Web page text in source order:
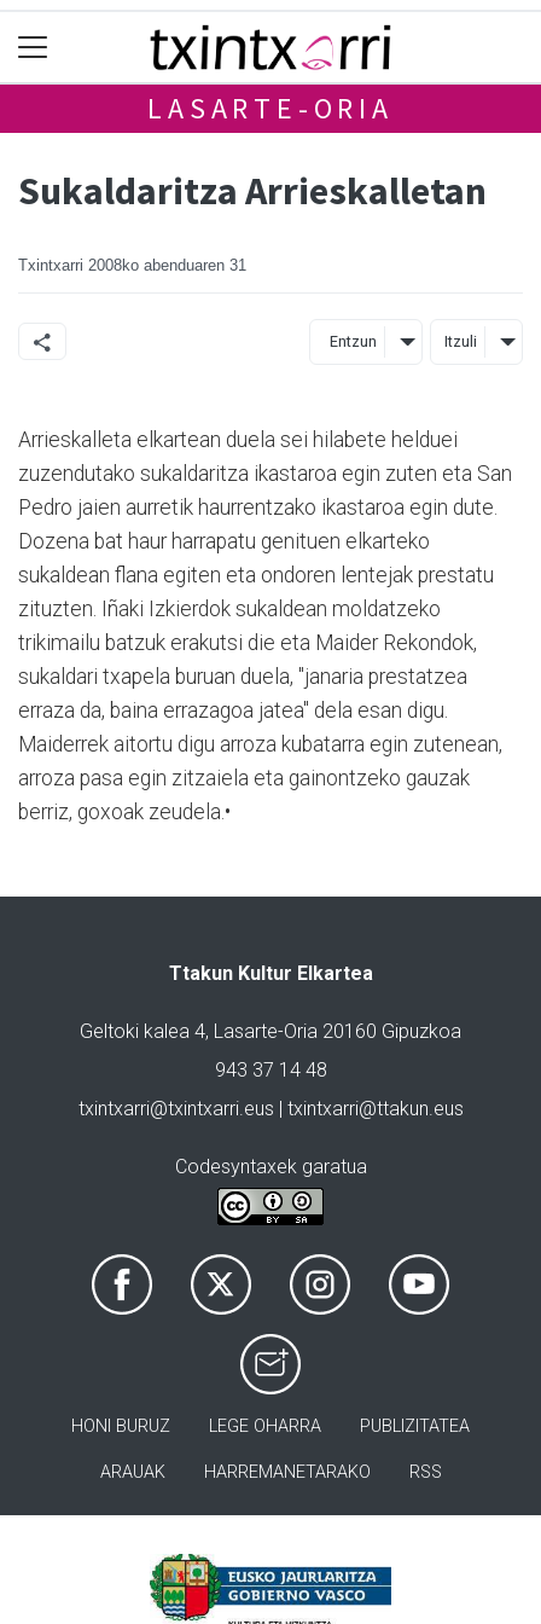
LASARTE-ORIA
Sukaldaritza Arrieskalletan
Txintxarri 2008ko abenduaren 31
Entzun Itzuli
Arrieskalleta elkartean duela sei hilabete helduei
zuzendutako sukaldaritza ikastaroa egin zuten eta San
Pedro jaien aurretik haurrentzako ikastaroa egin dute.
Dozena bat haur harrapatu genituen elkarteko
sukaldean flana egiten eta ondoren lentejak prestatu
zituzten. Iñaki Izkierdok sukaldean moldatzeko
trikimailu batzuk erakutsi die eta Maider Rekondok,
sukaldari txapela buruan duela, "janaria prestatzea
erraza da, baina errazagoa jatea" dela esan digu.
Maiderrek aitortu digu arroza kubatarra egin zutenean,
arroza pasa egin zitzaiela eta gainontzeko gauzak
berriz, goxoak zeudela.•
Ttakun Kultur Elkartea
Geltoki kalea 4, Lasarte-Oria 20160 Gipuzkoa
943 37 14 48
txintxarri@txintxarri.eus | txintxarri@ttakun.eus
Codesyntaxek garatua
HONI BURUZ LEGE OHARRA PUBLIZITATEA
ARAUAK HARREMANETARAKO RSS